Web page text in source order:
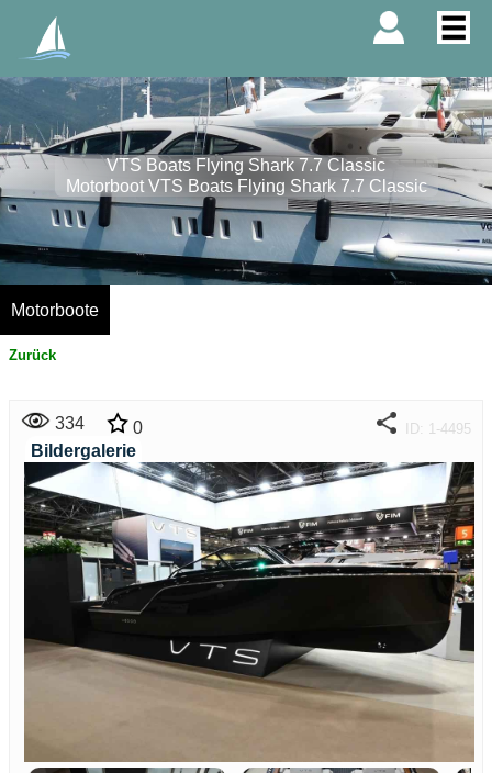
VTS Boats Flying Shark 7.7 Classic
Motorboot VTS Boats Flying Shark 7.7 Classic
Motorboote
Zurück
334 0 ID: 1-4495
Bildergalerie